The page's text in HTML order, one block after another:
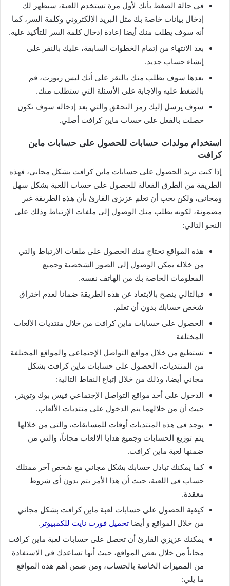
في حالة الضغط بأنك لأول مرة تستخدم اللعبة، سيظهر لك
إدخال بيانات خاصة بك مثل البريد الإلكتروني وكلمة السر، كما
أنه سوف يطلب منك أيضا إعادة إدخال كلمة السر للتأكيد عليه.
بعد الانتهاء من إتمام الخطوات السابقة، عليك بالنقر على
إنشاء حساب جديد.
بعدها سوف يطلب منك بالنقر على أنك ليس ربورت، قم
بالضغط عليه والإجابة على الأسئلة التي ستطلب منك.
سوف يرسل إليك رمز التحقق والتي بعد إدخاله سوف تكون
حصلت بالفعل على حساب ماين كرافت أصلي.
استخدام مولدات حسابات للحصول على حسابات ماين
كرافت
إذا كنت تريد الحصول على حسابات ماين كرافت بشكل مجاني، فهذه
الطريقة من الطرق الفعالة للحصول على حساب اللعبة بشكل سهل
ومجاني، ولكن يجب أن تعلم عزيزي القارئ بأن هذه الطريقة غير
مضمونة، لكونه يطلب منك الوصول إلى ملفات الإرتباط وذلك على
النحو التالي:
هذه المواقع تحتاج منك الحصول على ملفات الإرتباط والتي
من خلاله يمكن الوصول إلى الصور الشخصية وجميع
المعلومات الخاصة بك من الهاتف نفسه.
فبالتالي ينصح بالابتعاد عن هذه الطريقة ضمانا لعدم اختراق
شخص حسابك بدون أن تعلم.
الحصول على حسابات ماين كرافت من خلال منتديات الألعاب
المختلفة
تستطيع من خلال مواقع التواصل الإجتماعي والمواقع المختلفة
من المنتديات، الحصول على حسابات ماين كرافت بشكل
مجاني أيضا، وذلك من خلال إتباع النقاط التالية:
الدخول على أحد مواقع التواصل الإجتماعي فيس بوك وتويتر،
حيث أن من خلالهما يتم الدخول على منتديات الألعاب.
يوجد في هذه المنتديات أوقات للمسابقات، والتي من خلالها
يتم توزيع الحسابات وجميع هدايا الالعاب مجاناً، والتي من
ضمنها لعبة ماين كرافت.
كما يمكنك تبادل حسابك بشكل مجاني مع شخص آخر ممتلك
حساب في اللعبة، حيث أن هذا الأمر يتم بدون أي شروط
معقدة.
كيفية الحصول على حسابات لعبة ماين كرافت بشكل مجاني
من خلال المواقع و أيضا تحميل فورت نايت للكمبيوتر .
يمكنك عزيزي القارئ أن تحصل على حسابات لعبة ماين كرافت
مجاناً من خلال بعض المواقع، حيث أنها تساعدك في الاستفادة
من المميزات الخاصة بالحساب، ومن ضمن أهم هذه المواقع
ما يلي: